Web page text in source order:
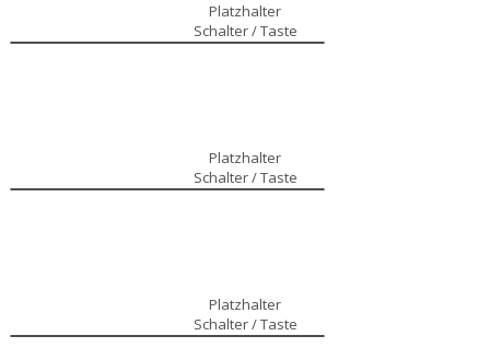
Platzhalter
Schalter / Taste
Platzhalter
Schalter / Taste
Platzhalter
Schalter / Taste